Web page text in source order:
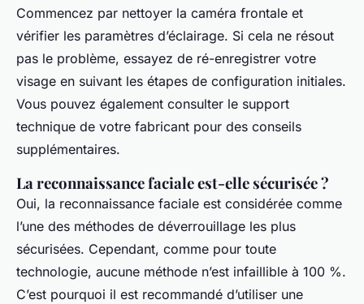
Commencez par nettoyer la caméra frontale et
vérifier les paramètres d’éclairage. Si cela ne résout
pas le problème, essayez de ré-enregistrer votre
visage en suivant les étapes de configuration initiales.
Vous pouvez également consulter le support
technique de votre fabricant pour des conseils
supplémentaires.
La reconnaissance faciale est-elle sécurisée ?
Oui, la reconnaissance faciale est considérée comme
l’une des méthodes de déverrouillage les plus
sécurisées. Cependant, comme pour toute
technologie, aucune méthode n’est infaillible à 100 %.
C’est pourquoi il est recommandé d’utiliser une